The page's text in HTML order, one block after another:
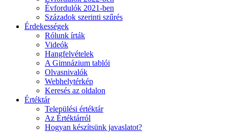
Évfordulók 2021-ben
Századok szerinti szűrés
Érdekességek
Rólunk írták
Videók
Hangfelvételek
A Gimnázium tablói
Olvasnivalók
Webhelytérkép
Keresés az oldalon
Értéktár
Települési értéktár
Az Értéktárról
Hogyan készítsünk javaslatot?